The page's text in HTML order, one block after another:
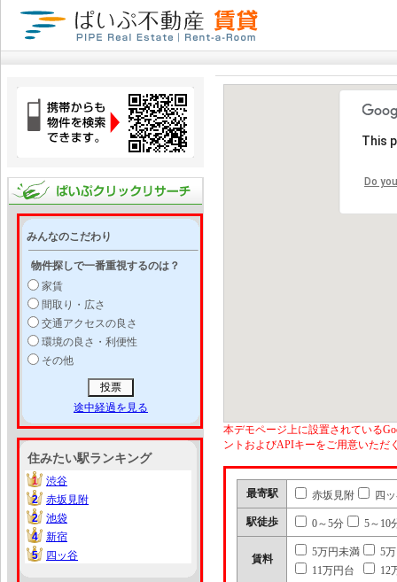
みんなのこだわり
物件探しで一番重視するのは？
家賃
間取り・広さ
交通アクセスの良さ
環境の良さ・利便性
その他
途中経過を見る
住みたい駅ランキング
1
1
渋谷
2
2
赤坂見附
2
2
池袋
4
4
新宿
5
5 四ッ谷
This
Do
本デモページ上に設置されている
ントおよびAPIキーをご用意いただ
最寄駅 赤坂見附 四
駅徒歩 0～5分 5～10
賃料
5万円未満
5
11万円台
12